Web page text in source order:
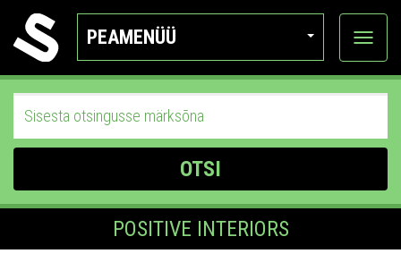
PEAMENÜÜ
Ava
OTSI
POSITIVE INTERIORS